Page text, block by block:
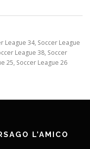
League 34, Soccer League
League 38, Soccer
25, Soccer League 26
L’AMICO